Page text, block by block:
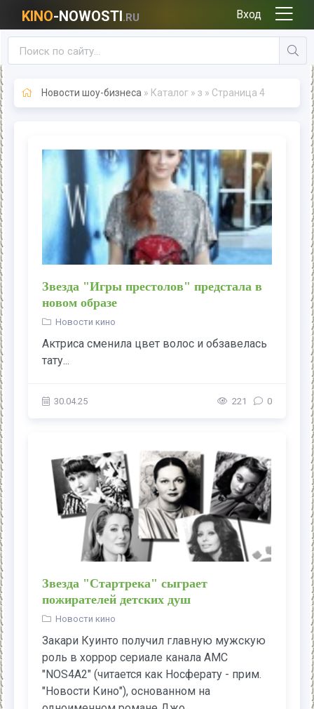
KINO-NOWOSTI.RU Вход
Новости шоу-бизнеса » Каталог » з » Страница 4
Звезда "Игры престолов" предстала в
новом образе
Новости кино
Актриса сменила цвет волос и обзавелась
тату...
30.04.25 221 0
Звезда "Стартрека" сыграет
пожирателей детских душ
Новости кино
Закари Куинто получил главную мужскую
роль в хоррор сериале канала AMC
"NOS4A2" (читается как Носферату - прим.
"Новости Кино"), основанном на